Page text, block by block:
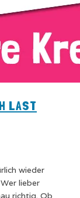
LAST
wieder
lieber
richtig. Ob